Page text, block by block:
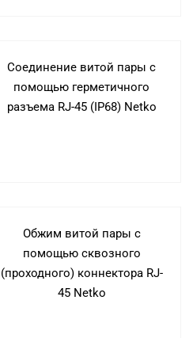
Соединение витой пары с
помощью герметичного
разъема RJ-45 (IP68) Netko
Обжим витой пары с
помощью сквозного
(проходного) коннектора RJ-
45 Netko